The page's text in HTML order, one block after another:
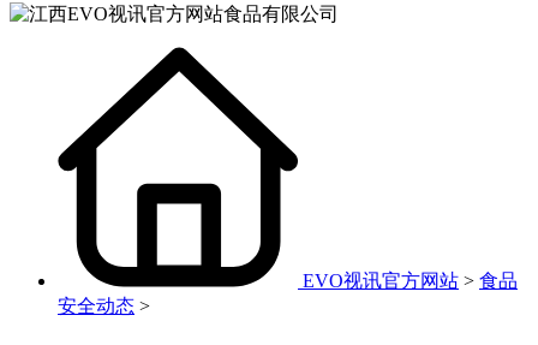
EVO视讯官方网站 > 食品
安全动态 >